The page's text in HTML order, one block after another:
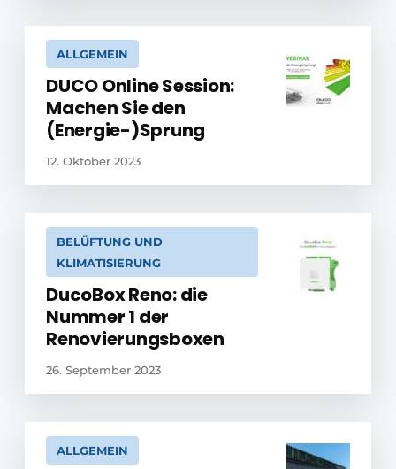
ALLGEMEIN
DUCO Online Session:
Machen Sie den
(Energie-)Sprung
12. Oktober 2023
BELÜFTUNG UND
KLIMATISIERUNG
DucoBox Reno: die
Nummer 1 der
Renovierungsboxen
26. September 2023
ALLGEMEIN